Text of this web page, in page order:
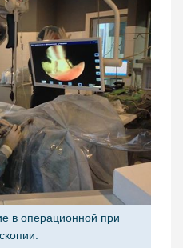
в операционной при